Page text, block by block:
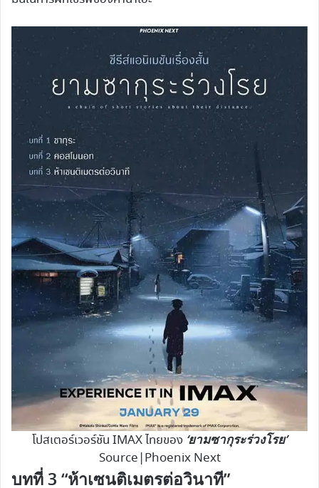
โปสเตอร์เวอร์ชัน IMAX ไทยของ ‘ยามซากุระร่วงโรย’
Source|Phoenix Next
บทที่ 3 “ห้าเซนติเมตรต่อวินาที”